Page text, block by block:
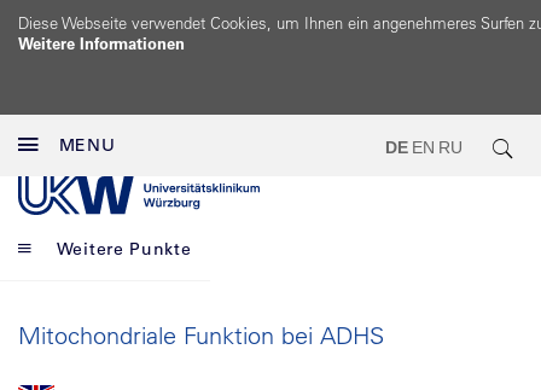
Diese Webseite verwendet Cookies, um Ihnen ein angenehmeres Surfen
Weitere Informationen
MENU DE EN RU
Weitere Punkte
Mitochondriale Funktion bei ADHS